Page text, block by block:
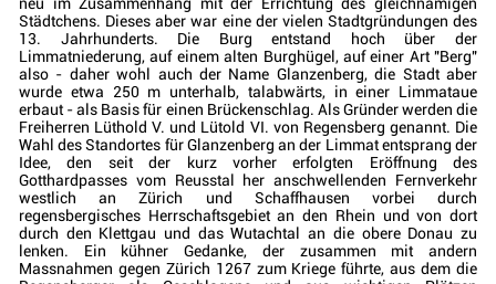
Städtchens. Dieses aber war eine der vielen Stadtgründungen des
13. Jahrhunderts. Die Burg entstand hoch über der
Limmatniederung, auf einem alten Burghügel, auf einer Art "Berg"
also - daher wohl auch der Name Glanzenberg, die Stadt aber
wurde etwa 250 m unterhalb, talabwärts, in einer Limmataue
erbaut - als Basis für einen Brückenschlag. Als Gründer werden die
Freiherren Lüthold V. und Lütold VI. von Regensberg genannt. Die
Wahl des Standortes für Glanzenberg an der Limmat entsprang der
Idee, den seit der kurz vorher erfolgten Eröffnung des
Gotthardpasses vom Reusstal her anschwellenden Fernverkehr
westlich an Zürich und Schaffhausen vorbei durch
regensbergisches Herrschaftsgebiet an den Rhein und von dort
durch den Klettgau und das Wutachtal an die obere Donau zu
lenken. Ein kühner Gedanke, der zusammen mit andern
Massnahmen gegen Zürich 1267 zum Kriege führte, aus dem die